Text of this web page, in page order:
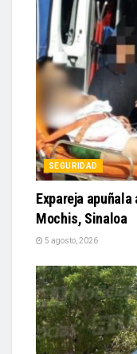
SEGURIDAD
Expareja
Mochis, Sinaloa
5 agosto, 2026